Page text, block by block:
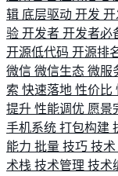
辑 底层驱动 开发 开
验 开发者 开发者必
开源低代码 开源排
微信 微信生态 微服
索 快速落地 性价比
提升 性能调优 愿景
手机系统 打包构建
能力 批量 技巧 技术
术栈 技术管理 技术